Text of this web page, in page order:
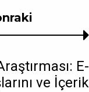
E-
ve İçerik